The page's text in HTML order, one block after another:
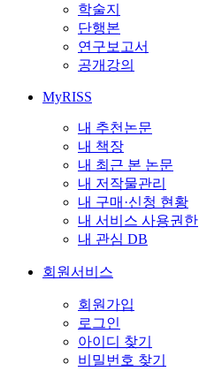
학술지
단행본
연구보고서
공개강의
MyRISS
내 추천논문
내 책장
내 최근 본 논문
내 저작물관리
내 구매·신청 현황
내 서비스 사용권한
내 관심 DB
회원서비스
회원가입
로그인
아이디 찾기
비밀번호 찾기